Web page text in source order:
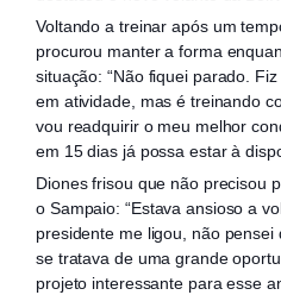
Voltando a treinar após um
procurou manter a forma
situação: “Não fiquei parado.
em atividade, mas é treinando
vou readquirir o meu melhor
em 15 dias já possa estar à
Diones frisou que não precisou
o Sampaio: “Estava ansioso a
presidente me ligou, não
se tratava de uma grande
projeto interessante para esse